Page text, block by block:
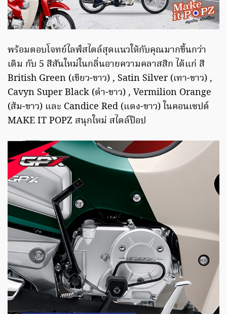
พร้อมตอบโจทย์ไลฟ์สไตล์สุดแนวให้กับคุณมากขึ้นกว่า
เดิม กับ 5 สีสันใหม่ในกลิ่นอายความคลาสสิก ได้แก่ สี
British Green (เขียว-ขาว) , Satin Silver (เทา-ขาว) ,
Cavyn Super Black (ดำ-ขาว) , Vermilion Orange
(ส้ม-ขาว) และ Candice Red (แดง-ขาว) ในคอนเซปต์
MAKE IT POPZ สนุกใหม่ สไตล์ป๊อป